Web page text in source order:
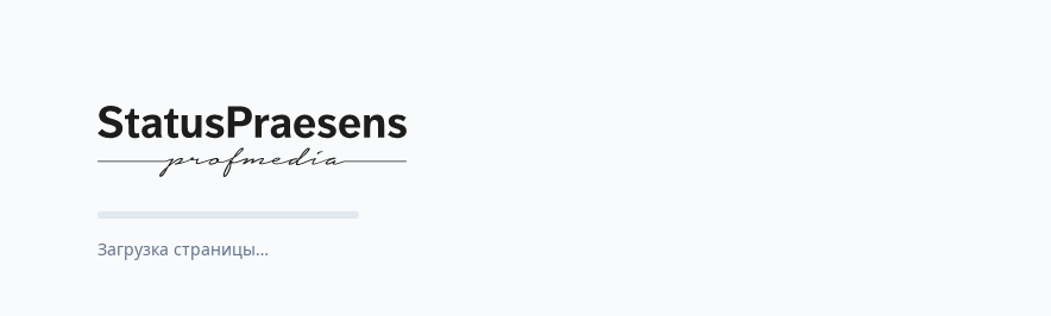
Загрузка страницы…